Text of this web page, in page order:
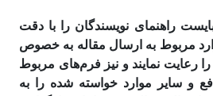
راهنمای نویسندگان را با دقت
مربوط به ارسال مقاله به خصوص
رعایت نمایند و نیز فرم‌های مربوط
و سایر موارد خواسته شده را به